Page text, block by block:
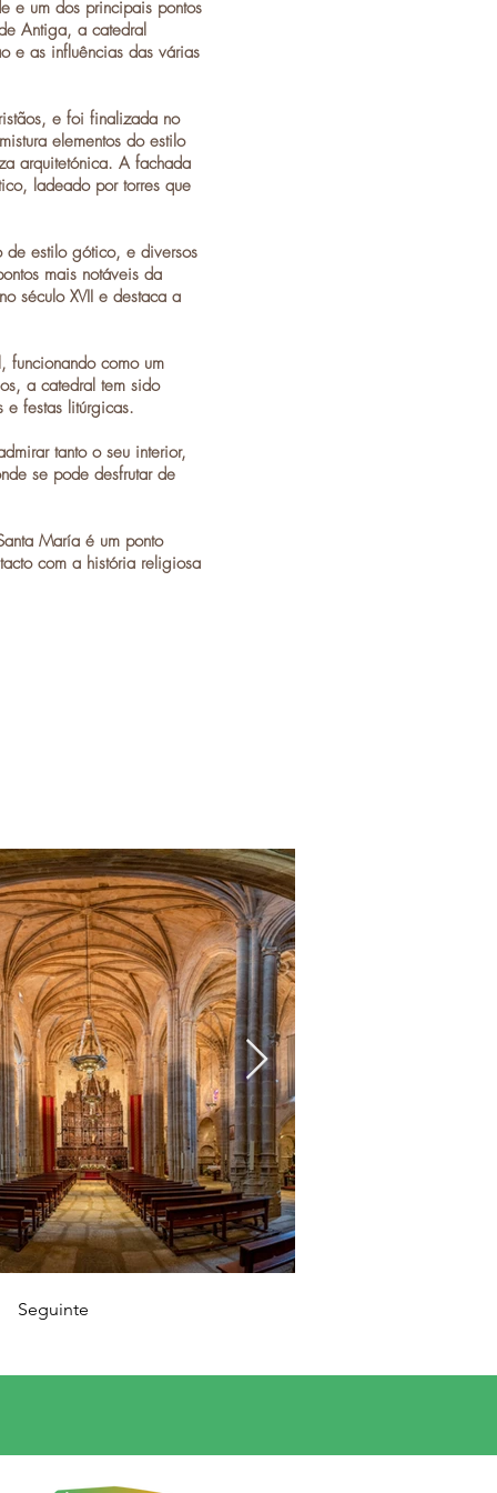
e um dos principais pontos
Antiga, a catedral
e as influências das várias
e foi finalizada no
elementos do estilo
arquitetónica. A fachada
ladeado por torres que
de estilo gótico, e diversos
mais notáveis da
século XVII e destaca a
funcionando como um
a catedral tem sido
e festas litúrgicas.
tanto o seu interior,
se pode desfrutar de
María é um ponto
com a história religiosa
Seguinte